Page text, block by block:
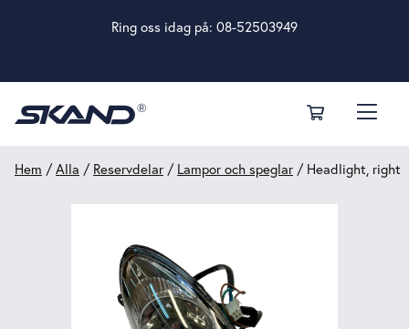
Ring oss idag på: 08-52503949
Hem /Alla / Reservdelar / Lampor och speglar / Headlight, right